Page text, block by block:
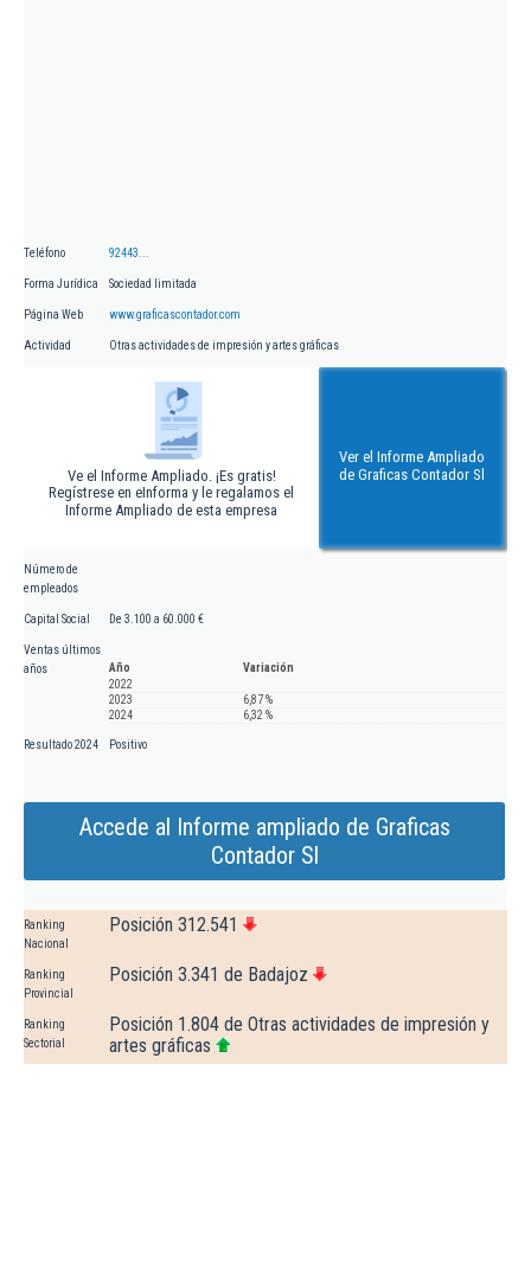
Teléfono 92443...
Forma Jurídica Sociedad limitada
Página Web www.graficascontador.com
Actividad Otras actividades de impresión y artes gráficas
Ve el Informe Ampliado. ¡Es gratis!
Regístrese en eInforma y le regalamos el
Informe Ampliado de esta empresa
Ver el Informe Ampliado
de Graficas Contador Sl
Número de
empleados
Capital Social De 3.100 a 60.000 €
Ventas últimos
años
Año
Variación
2022
2023
6,87 %
2024
6,32 %
Resultado 2024 Positivo
Accede al Informe ampliado de Graficas
Contador Sl
Ranking
Nacional
Posición 312.541
Ranking
Provincial
Posición 3.341 de Badajoz
Ranking
Sectorial
Posición 1.804 de Otras actividades de impresión y
artes gráficas